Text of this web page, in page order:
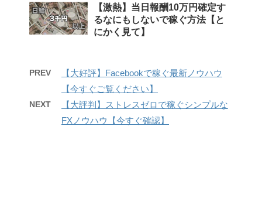
【激熱】当日報酬10万円確定す
るなにもしないで稼ぐ方法【と
にかく見て】
PREV
【大好評】Facebookで稼ぐ最新ノウハウ
【今すぐご覧ください】
NEXT
【大評判】ストレスゼロで稼ぐシンプルな
FXノウハウ【今すぐ確認】